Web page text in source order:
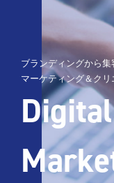
ブランディングから
マーケティング＆ク
Digital